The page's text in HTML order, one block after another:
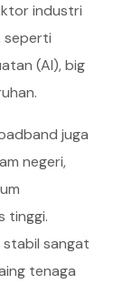
industri
seperti
(AI), big
juga
negeri,
tinggi.
sangat
tenaga